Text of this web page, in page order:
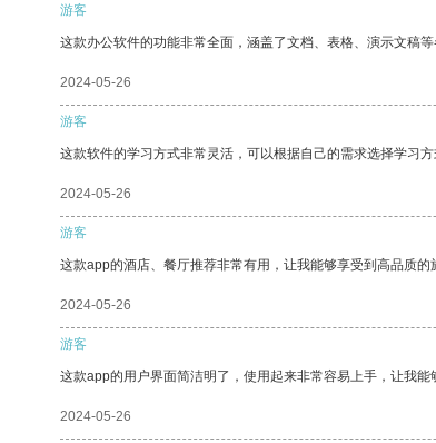
游客
这款办公软件的功能非常全面，涵盖了文档、表格、演示文稿
2024-05-26
游客
这款软件的学习方式非常灵活，可以根据自己的需求选择学习方
2024-05-26
游客
这款app的酒店、餐厅推荐非常有用，让我能够享受到高品质的
2024-05-26
游客
这款app的用户界面简洁明了，使用起来非常容易上手，让我能
2024-05-26